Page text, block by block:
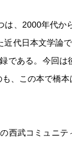
、2000年代か
近代日本文学論
である。今回は
、この本で橋
西武コミュニ